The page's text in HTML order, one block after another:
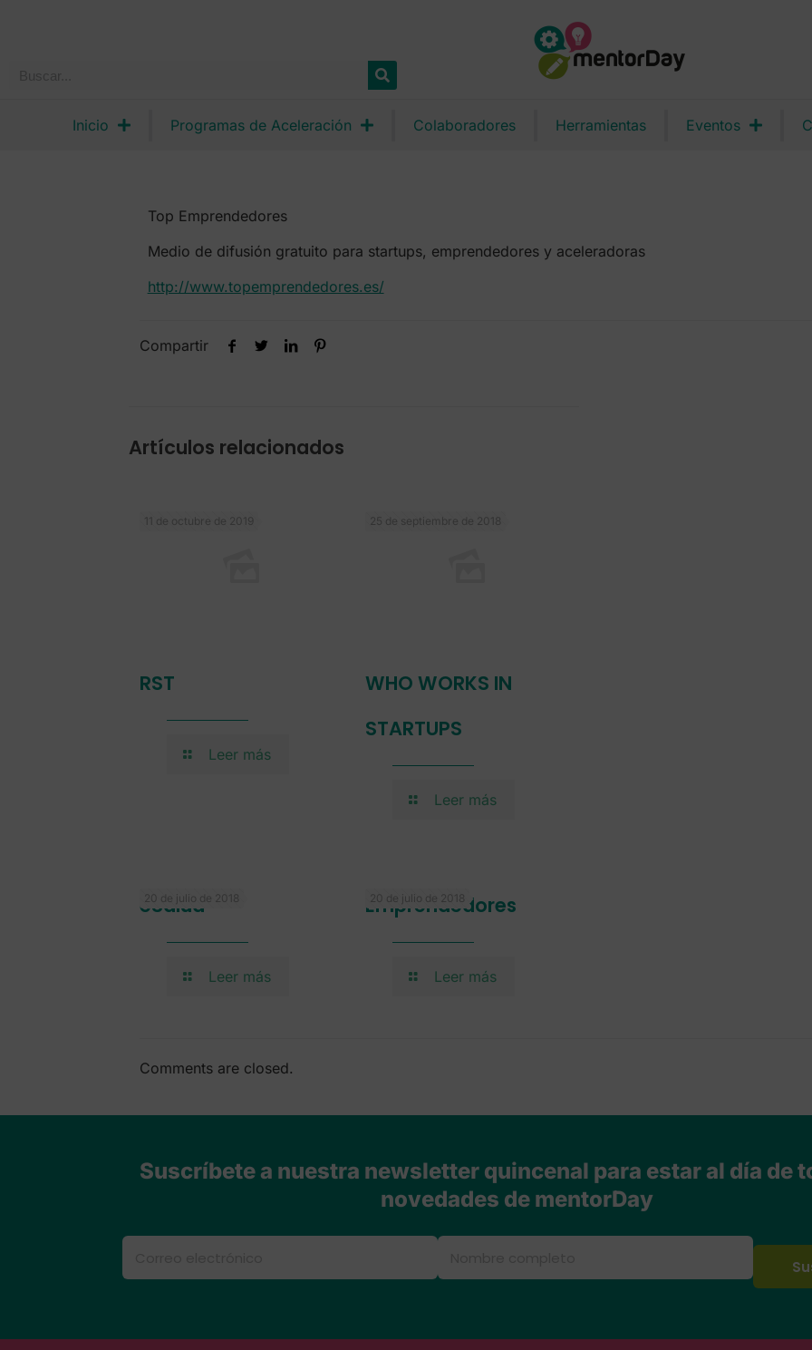
Inicio Programas de Aceleración Colaboradores Herramientas Eventos
Top Emprendedores
Medio de difusión gratuito para startups, emprendedores y aceleradoras
http://www.topemprendedores.es/
Compartir
Artículos relacionados
11 de octubre de 2019
RST
Leer más
25 de septiembre de 2018
WHO WORKS IN
STARTUPS
Leer más
20 de julio de 2018
eSalud
Leer más
20 de julio de 2018
Emprendedores
Leer más
Comments are closed.
Suscríbete a nuestra newsletter quincenal para estar al día de
novedades de mentorDay